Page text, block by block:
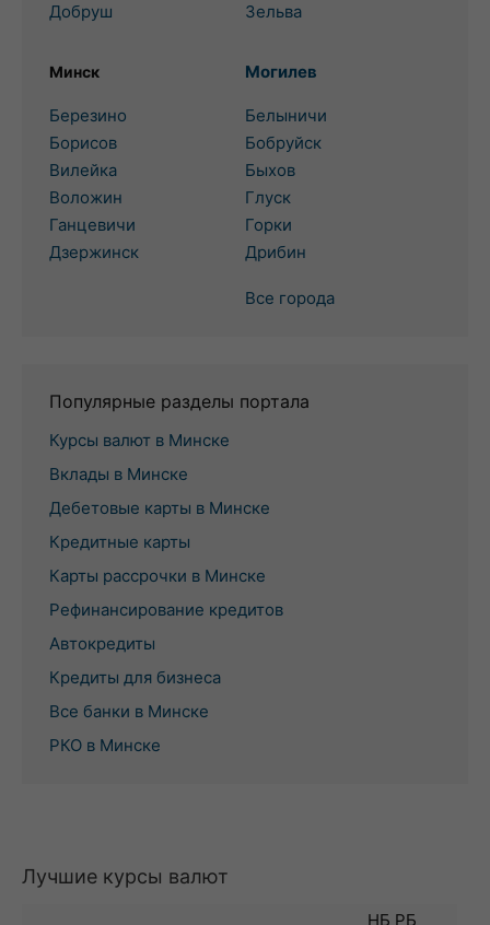
Добруш
Зельва
Минск
Березино
Борисов
Вилейка
Воложин
Ганцевичи
Дзержинск
Могилев
Белыничи
Бобруйск
Быхов
Глуск
Горки
Дрибин
Все города
Популярные разделы портала
Курсы валют в Минске
Вклады в Минске
Дебетовые карты в Минске
Кредитные карты
Карты рассрочки в Минске
Рефинансирование кредитов
Автокредиты
Кредиты для бизнеса
Все банки в Минске
РКО в Минске
Лучшие курсы валют
НБ РБ